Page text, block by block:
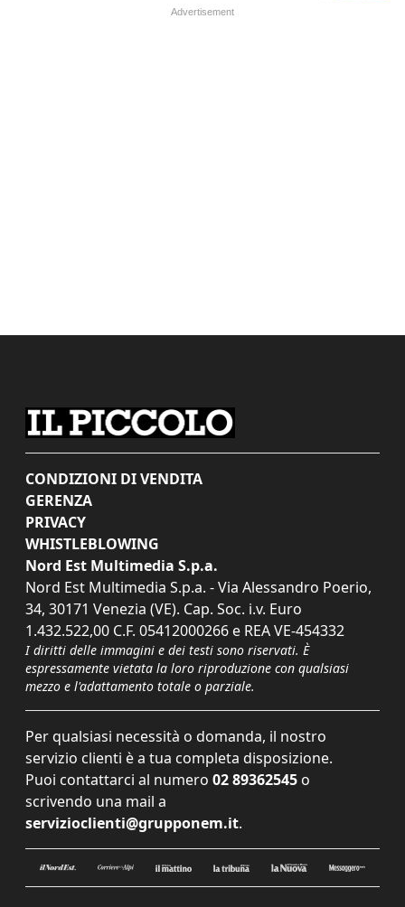
CONDIZIONI DI VENDITA
GERENZA
PRIVACY
WHISTLEBLOWING
Nord Est Multimedia S.p.a.
Nord Est Multimedia S.p.a. - Via Alessandro Poerio,
34, 30171 Venezia (VE). Cap. Soc. i.v. Euro
1.432.522,00 C.F. 05412000266 e REA VE-454332
I diritti delle immagini e dei testi sono riservati. È
espressamente vietata la loro riproduzione con qualsiasi
mezzo e l'adattamento totale o parziale.
Per qualsiasi necessità o domanda, il nostro
servizio clienti è a tua completa disposizione.
Puoi contattarci al numero 02 89362545 o
scrivendo una mail a
servizioclienti@grupponem.it.